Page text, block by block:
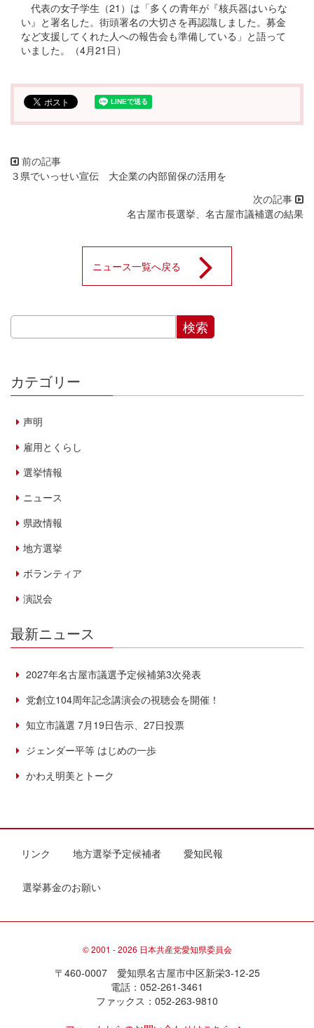
代表の女子学生（21）は「多くの青年が『核兵器はいらな
い』と署名した。街頭署名の大切さを再認識しました。募金
など支援してくれた人への報告会も準備している」と語って
いました。（4月21日）
３県でいっせい宣伝 大企業の内部留保の活用を
名古屋市長選挙、名古屋市議補選の結果
ニュース一覧へ戻る
カテゴリー
声明
雇用とくらし
選挙情報
ニュース
県政情報
地方選挙
ボランティア
演説会
最新ニュース
2027年名古屋市議選予定候補第3次発表
党創立104周年記念講演会の視聴会を開催！
知立市議選 7月19日告示、27日投票
ジェンダー平等 はじめの一歩
かわえ明美とトーク
リンク 地方選挙予定候補者 愛知民報
選挙募金のお願い
© 2001 - 2026 日本共産党愛知県委員会
〒460-0007 愛知県名古屋市中区新栄3-12-25
電話：052-261-3461
ファックス：052-263-9810